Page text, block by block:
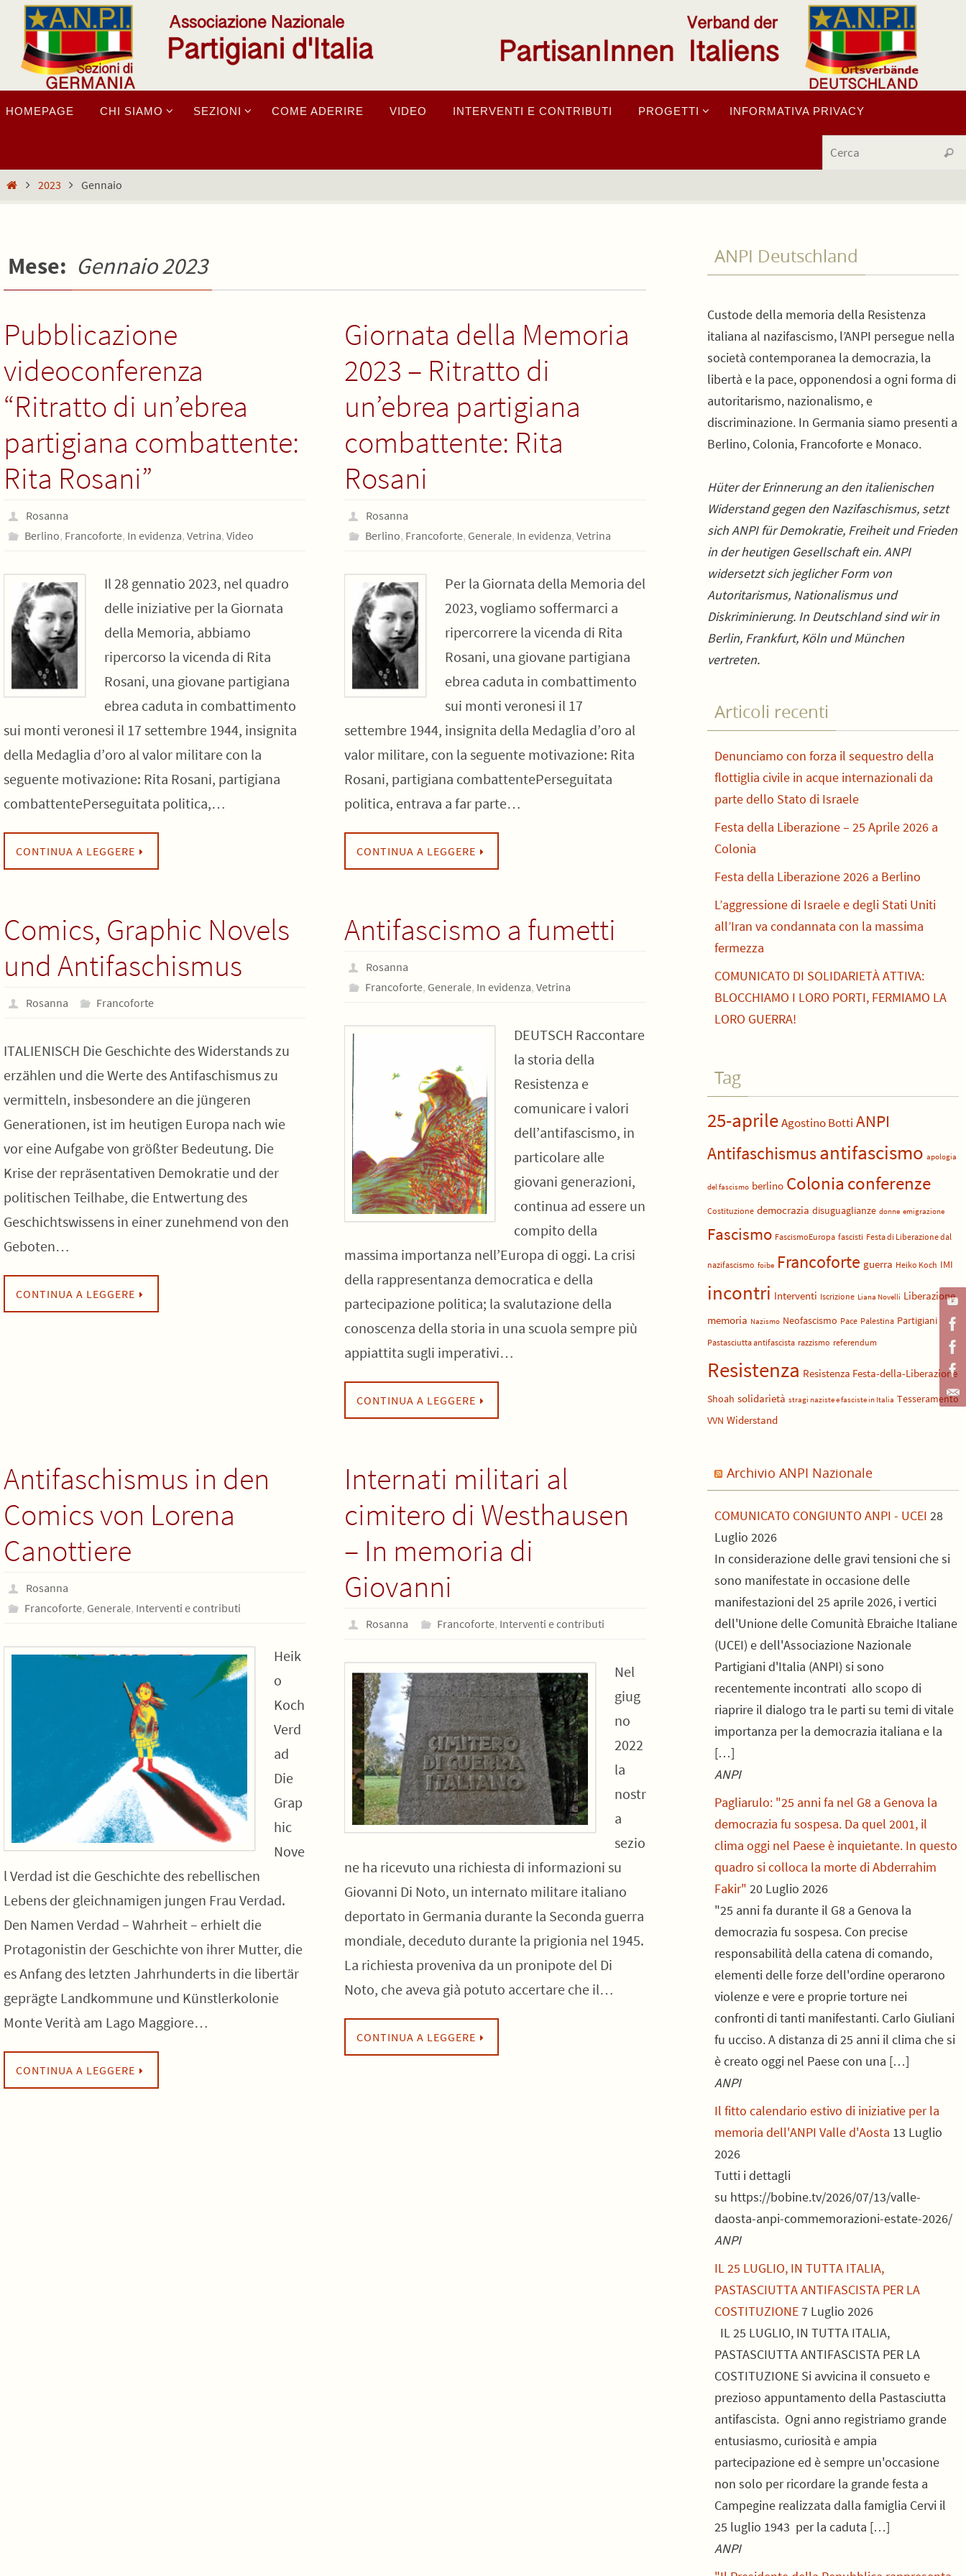
Salta
contenuto
alHOMEPAGE CHI SIAMO SEZIONI COME ADERIRE VIDEO INTERVENTI E CONTRIBUTI PROGETTI INFORMATIVA PRIVACY
Cerca
Home2023 Gennaio
Mese: Gennaio 2023
Pubblicazione
videoconferenza
“Ritratto di un’ebrea
partigiana combattente:
Rita Rosani”
Rosanna
Berlino, Francoforte, In evidenza, Vetrina, Video
Il 28 gennatio 2023, nel quadro
delle iniziative per la Giornata
della Memoria, abbiamo
ripercorso la vicenda di Rita
Rosani, una giovane partigiana
ebrea caduta in combattimento
sui monti veronesi il 17 settembre 1944, insignita
della Medaglia d’oro al valor militare con la
seguente motivazione: Rita Rosani, partigiana
combattentePerseguitata politica,…
CONTINUA A LEGGERE
Giornata della Memoria
2023 – Ritratto di
un’ebrea partigiana
combattente: Rita
Rosani
Rosanna
Berlino, Francoforte, Generale, In evidenza, Vetrina
Per la Giornata della Memoria del
2023, vogliamo soffermarci a
ripercorrere la vicenda di Rita
Rosani, una giovane partigiana
ebrea caduta in combattimento
sui monti veronesi il 17
settembre 1944, insignita della Medaglia d’oro al
valor militare, con la seguente motivazione: Rita
Rosani, partigiana combattentePerseguitata
politica, entrava a far parte…
CONTINUA A LEGGERE
Comics, Graphic Novels
und Antifaschismus
Rosanna Francoforte
ITALIENISCH Die Geschichte des Widerstands zu
erzählen und die Werte des Antifaschismus zu
vermitteln, insbesondere an die jüngeren
Generationen, ist im heutigen Europa nach wie
vor eine Aufgabe von größter Bedeutung. Die
Krise der repräsentativen Demokratie und der
politischen Teilhabe, die Entwertung des
Geschichtswissens in einer zunehmend von den
Geboten…
CONTINUA A LEGGERE
Antifascismo a fumetti
Rosanna
Francoforte, Generale, In evidenza, Vetrina
DEUTSCH Raccontare
la storia della
Resistenza e
comunicare i valori
dell’antifascismo, in
particolare alle
giovani generazioni,
continua ad essere un
compito della
massima importanza nell’Europa di oggi. La crisi
della rappresentanza democratica e della
partecipazione politica; la svalutazione della
conoscenza della storia in una scuola sempre più
appiattita sugli imperativi…
CONTINUA A LEGGERE
Antifaschismus in den
Comics von Lorena
Canottiere
Rosanna
Francoforte, Generale, Interventi e contributi
Heik
o
Koch
Verd
ad
Die
Grap
hic
Nove
l Verdad ist die Geschichte des rebellischen
Lebens der gleichnamigen jungen Frau Verdad.
Den Namen Verdad – Wahrheit – erhielt die
Protagonistin der Geschichte von ihrer Mutter, die
es Anfang des letzten Jahrhunderts in die libertär
geprägte Landkommune und Künstlerkolonie
Monte Verità am Lago Maggiore…
CONTINUA A LEGGERE
Internati militari al
cimitero di Westhausen
– In memoria di
Giovanni
Rosanna Francoforte, Interventi e contributi
Nel
giug
no
2022
la
nostr
a
sezio
ne ha ricevuto una richiesta di informazioni su
Giovanni Di Noto, un internato militare italiano
deportato in Germania durante la Seconda guerra
mondiale, deceduto durante la prigionia nel 1945.
La richiesta proveniva da un pronipote del Di
Noto, che aveva già potuto accertare che il…
CONTINUA A LEGGERE
ANPI Deutschland
Custode della memoria della Resistenza
italiana al nazifascismo, l’ANPI persegue nella
società contemporanea la democrazia, la
libertà e la pace, opponendosi a ogni forma di
autoritarismo, nazionalismo, e
discriminazione. In Germania siamo presenti a
Berlino, Colonia, Francoforte e Monaco.
Hüter der Erinnerung an den italienischen
Widerstand gegen den Nazifaschismus, setzt
sich ANPI für Demokratie, Freiheit und Frieden
in der heutigen Gesellschaft ein. ANPI
widersetzt sich jeglicher Form von
Autoritarismus, Nationalismus und
Diskriminierung. In Deutschland sind wir in
Berlin, Frankfurt, Köln und München
vertreten.
Articoli recenti
Denunciamo con forza il sequestro della
flottiglia civile in acque internazionali da
parte dello Stato di Israele
Festa della Liberazione – 25 Aprile 2026 a
Colonia
Festa della Liberazione 2026 a Berlino
L’aggressione di Israele e degli Stati Uniti
all’Iran va condannata con la massima
fermezza
COMUNICATO DI SOLIDARIETÀ ATTIVA:
BLOCCHIAMO I LORO PORTI, FERMIAMO LA
LORO GUERRA!
Tag
25-aprileAgostino Botti ANPI
Antifaschismusantifascismo apologia
del fascismo berlino Colonia conferenze
Costituzione democrazia disuguaglianze donne emigrazione
Fascismo FascismoEuropa fascisti Festa di Liberazione dal
nazifascismo foibe Francoforte guerra Heiko Koch IMI
incontri Interventi Iscrizione Liana Novelli Liberazione
memoria Nazismo Neofascismo Pace Palestina Partigiani
Pastasciutta antifascista razzismo referendum
Resistenza Resistenza Festa-della-Liberazione
Shoah solidarietà stragi naziste e fasciste in Italia Tesseramento
VVN Widerstand
Archivio ANPI Nazionale
COMUNICATO CONGIUNTO ANPI - UCEI 28
Luglio 2026
In considerazione delle gravi tensioni che si
sono manifestate in occasione delle
manifestazioni del 25 aprile 2026, i vertici
dell'Unione delle Comunità Ebraiche Italiane
(UCEI) e dell'Associazione Nazionale
Partigiani d'Italia (ANPI) si sono
recentemente incontrati allo scopo di
riaprire il dialogo tra le parti su temi di vitale
importanza per la democrazia italiana e la
[…]
ANPI
Pagliarulo: "25 anni fa nel G8 a Genova la
democrazia fu sospesa. Da quel 2001, il
clima oggi nel Paese è inquietante. In questo
quadro si colloca la morte di Abderrahim
Fakir" 20 Luglio 2026
"25 anni fa durante il G8 a Genova la
democrazia fu sospesa. Con precise
responsabilità della catena di comando,
elementi delle forze dell'ordine operarono
violenze e vere e proprie torture nei
confronti di tanti manifestanti. Carlo Giuliani
fu ucciso. A distanza di 25 anni il clima che si
è creato oggi nel Paese con una […]
ANPI
Il fitto calendario estivo di iniziative per la
memoria dell'ANPI Valle d'Aosta 13 Luglio
2026
Tutti i dettagli
su https://bobine.tv/2026/07/13/valle-
daosta-anpi-commemorazioni-estate-2026/
ANPI
IL 25 LUGLIO, IN TUTTA ITALIA,
PASTASCIUTTA ANTIFASCISTA PER LA
COSTITUZIONE7 Luglio 2026
IL 25 LUGLIO, IN TUTTA ITALIA,
PASTASCIUTTA ANTIFASCISTA PER LA
COSTITUZIONE Si avvicina il consueto e
prezioso appuntamento della Pastasciutta
antifascista. Ogni anno registriamo grande
entusiasmo, curiosità e ampia
partecipazione ed è sempre un'occasione
non solo per ricordare la grande festa a
Campegine realizzata dalla famiglia Cervi il
25 luglio 1943 per la caduta […]
ANPI